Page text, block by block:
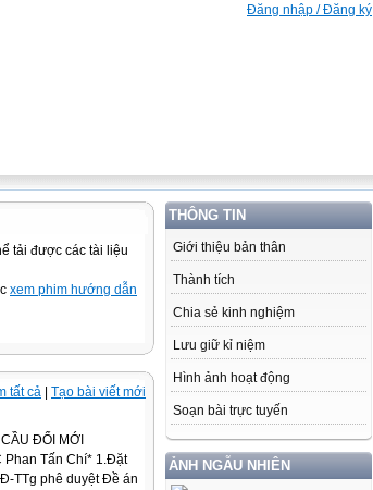
Đăng nhập / Đăng ký
THÔNG TIN
Giới thiệu bản thân
Thành tích
Chia sẻ kinh nghiệm
Lưu giữ kỉ niệm
Hình ảnh hoạt động
Soạn bài trực tuyến
ẢNH NGẪU NHIÊN
tải được các tài liệu
xem phim hướng dẫn
tất cả Tạo bài viết mới
ĐỔI MỚI
Phan Tấn Chí* 1.Đặt
TTg phê duyệt Đề án